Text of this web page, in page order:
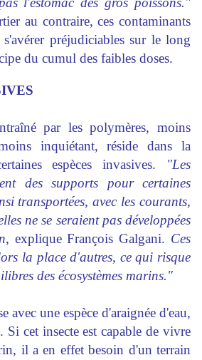
au contraire, ces contaminants
préjudiciables sur le long
du cumul des faibles doses.
par les polymères, moins
inquiétant, réside dans la
espèces invasives. "Les
des supports pour certaines
transportées, avec les courants,
ne se seraient pas développées
, explique François Galgani. Ces
la place d'autres, ce qui risque
des écosystèmes marins."
avec une espèce d'araignée d'eau,
Si cet insecte est capable de vivre
il a en effet besoin d'un terrain